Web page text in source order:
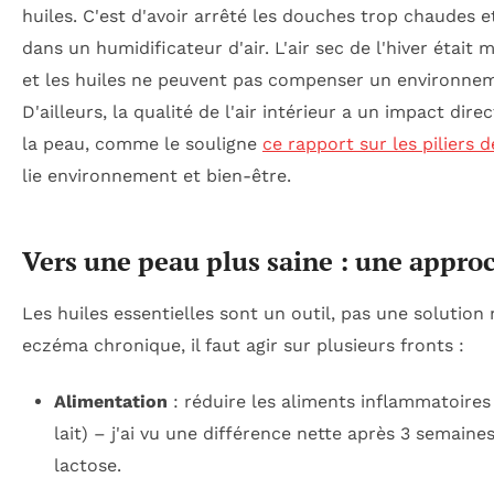
huiles. C'est d'avoir arrêté les douches trop chaudes
dans un humidificateur d'air. L'air sec de l'hiver était
et les huiles ne peuvent pas compenser un
D'ailleurs, la qualité de l'air intérieur a un impact
la peau, comme le souligne ce rapport sur les piliers
lie environnement et bien-être.
Vers une peau plus saine : une
Les huiles essentielles sont un outil, pas une solution
eczéma chronique, il faut agir sur plusieurs fronts :
Alimentation : réduire les aliments
lait) – j'ai vu une différence nette après 3
lactose.